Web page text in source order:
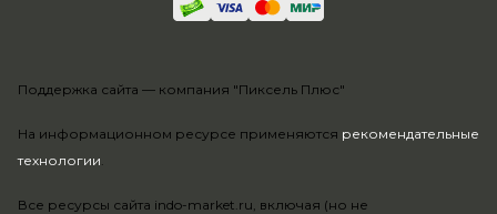
На информационном ресурсе применяются рекомендательные
технологии.
Все ресурсы сайта indo-market.ru, включая (но не
Поддержка сайта — компания "Пиксель Плюс"